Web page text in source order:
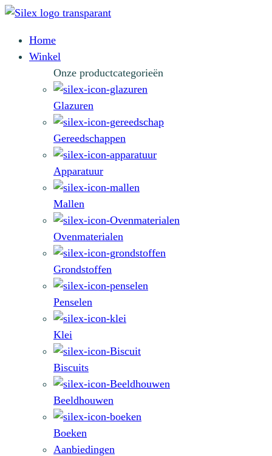
Home
Winkel
Onze productcategorieën
Glazuren
Gereedschappen
Apparatuur
Mallen
Ovenmaterialen
Grondstoffen
Penselen
Klei
Biscuits
Beeldhouwen
Boeken
Aanbiedingen